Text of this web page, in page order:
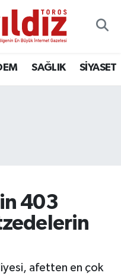
SAĞLIK SİYASET
403
afetten en çok